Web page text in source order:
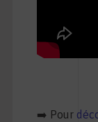
➡️ Pour